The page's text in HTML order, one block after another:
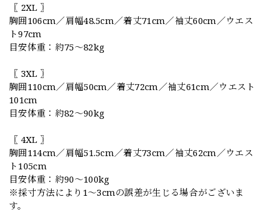
〖 2XL 〗
胸囲106cm／肩幅48.5cm／着丈71cm／袖丈60cm／ウエス
ト97cm
目安体重：約75〜82kg
〖 3XL 〗
胸囲110cm／肩幅50cm／着丈72cm／袖丈61cm／ウエスト
101cm
目安体重：約82〜90kg
〖 4XL 〗
胸囲114cm／肩幅51.5cm／着丈73cm／袖丈62cm／ウエス
ト105cm
目安体重：約90〜100kg
※採寸方法により1〜3cmの誤差が生じる場合がございま
す。